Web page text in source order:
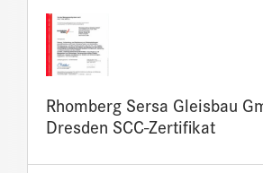
Rhomberg Sersa Gleisbau
Dresden SCC-Zertifikat